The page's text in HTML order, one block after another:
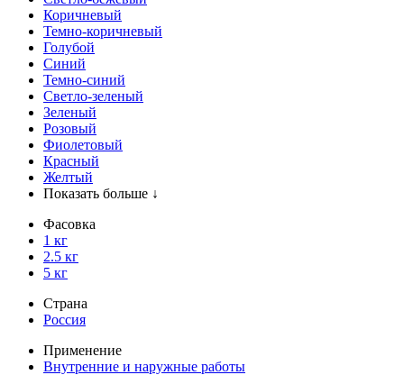
Коричневый
Темно-коричневый
Голубой
Синий
Темно-синий
Светло-зеленый
Зеленый
Розовый
Фиолетовый
Красный
Желтый
Показать больше ↓
Фасовка
1 кг
2.5 кг
5 кг
Страна
Россия
Применение
Внутренние и наружные работы